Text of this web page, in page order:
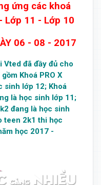
ứng các khoá
Lớp 11 - Lớp 10
06 - 08 - 2017
Vted đã đầy đủ cho
Khoá PRO X
sinh lớp 12; Khoá
là học sinh lớp 11;
đang là học sinh
teen 2k1 thi học
học 2017 -